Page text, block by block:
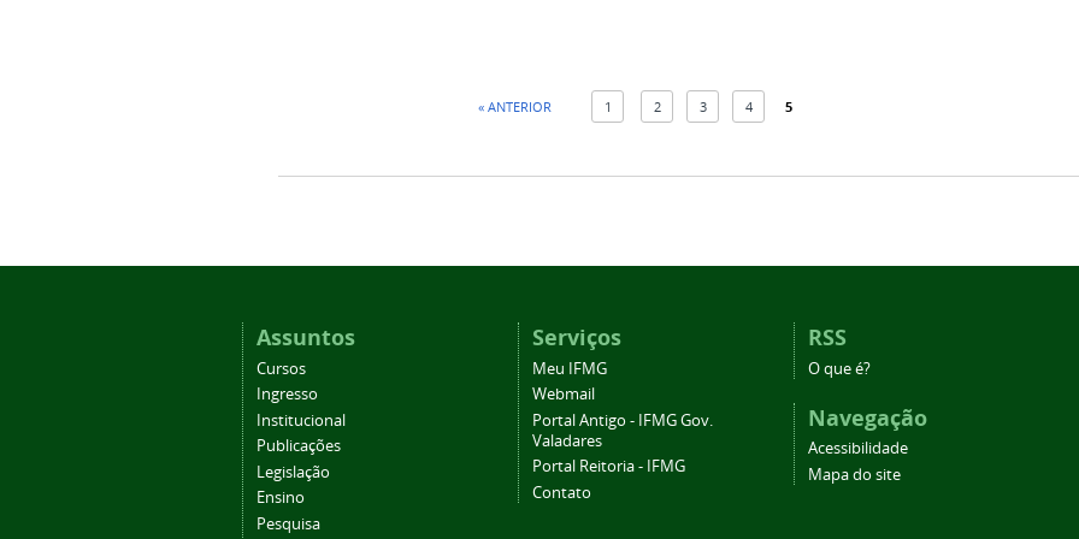
« ANTERIOR 1 2 3 4 5
Assuntos
Cursos
Ingresso
Institucional
Publicações
Legislação
Ensino
Pesquisa
Serviços
Meu IFMG
Webmail
Portal Antigo - IFMG Gov.
Valadares
Portal Reitoria - IFMG
Contato
RSS
O que é?
Navegação
Acessibilidade
Mapa do site